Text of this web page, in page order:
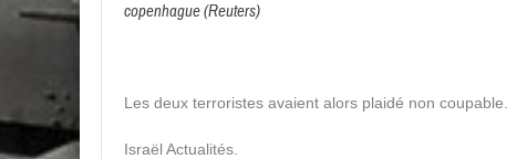
copenhague (Reuters)
Les deux terroristes avaient alors plaidé non coupable.
Israël Actualités.